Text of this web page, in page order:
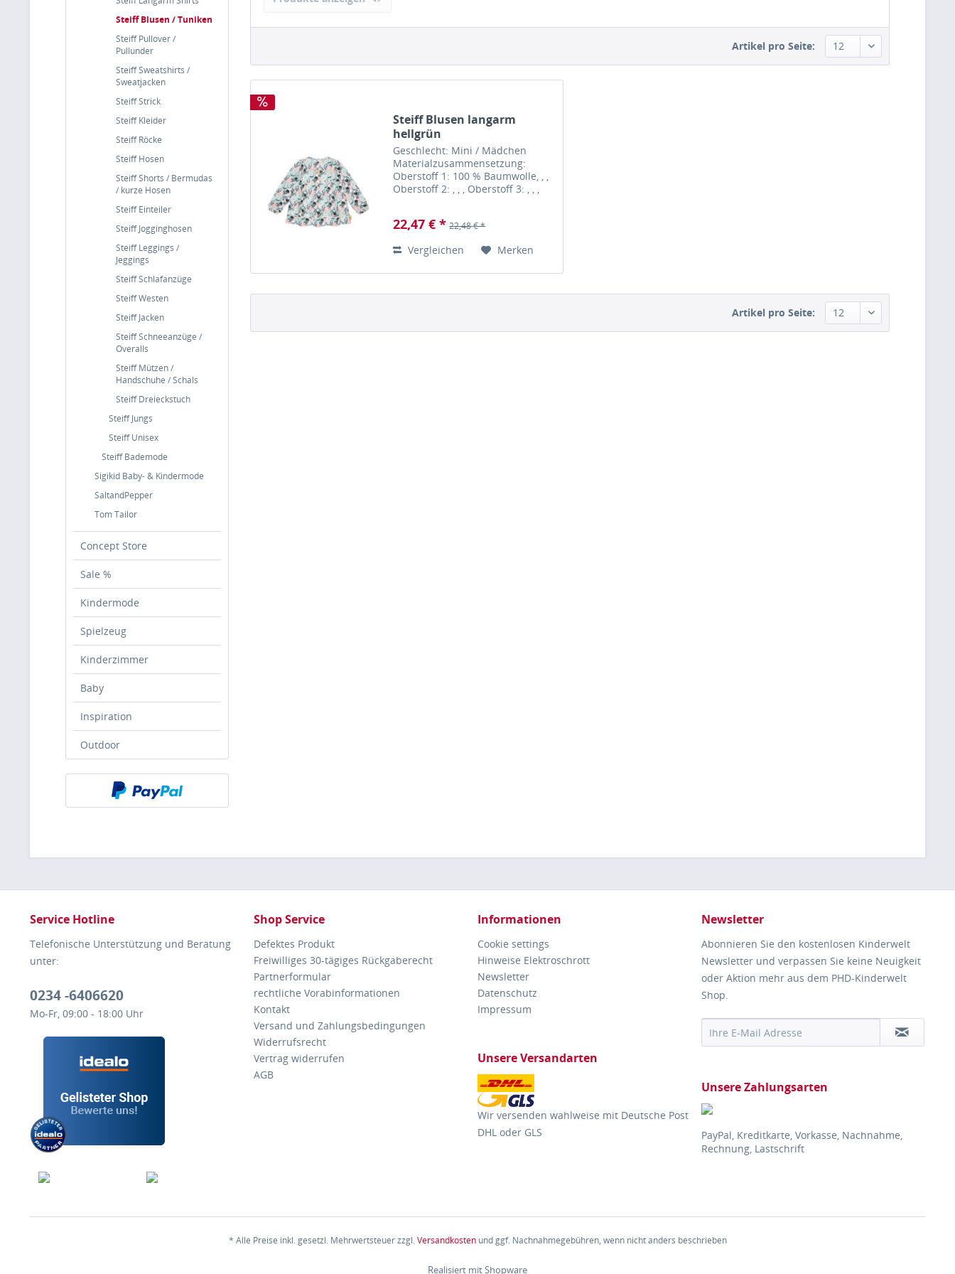
Steiff Blusen / Tuniken
Steiff Pullover /
Pullunder
Steiff Sweatshirts /
Sweatjacken
Steiff Strick
Steiff Kleider
Steiff Röcke
Steiff Hosen
Steiff Shorts / Bermudas
/ kurze Hosen
Steiff Einteiler
Steiff Jogginghosen
Steiff Leggings /
Jeggings
Steiff Schlafanzüge
Steiff Westen
Steiff Jacken
Steiff Schneeanzüge /
Overalls
Steiff Mützen /
Handschuhe / Schals
Steiff Dreieckstuch
Steiff Jungs
Steiff Unisex
Steiff Bademode
Sigikid Baby- & Kindermode
SaltandPepper
Tom Tailor
Concept Store
Sale %
Kindermode
Spielzeug
Kinderzimmer
Baby
Inspiration
Outdoor
Artikel pro Seite:
Steiff Blusen langarm
hellgrün
Geschlecht: Mini / Mädchen
Materialzusammensetzung:
Oberstoff 1: 100 % Baumwolle, , ,
Oberstoff 2: , , , Oberstoff 3: , , ,
Schonende Trocknung, Nicht Heiß
22,47 € * 22,48 € *
Vergleichen Merken
Artikel pro Seite:
Service Hotline
Telefonische Unterstützung und Beratung
unter:
0234 -6406620
Mo-Fr, 09:00 - 18:00 Uhr
Shop Service
Defektes Produkt
Freiwilliges 30-tägiges Rückgaberecht
Partnerformular
rechtliche Vorabinformationen
Kontakt
Versand und Zahlungsbedingungen
Widerrufsrecht
Vertrag widerrufen
AGB
Informationen
Cookie settings
Hinweise Elektroschrott
Newsletter
Datenschutz
Impressum
Unsere Versandarten
Wir versenden wahlweise mit Deutsche Post
DHL oder GLS
Newsletter
Abonnieren Sie den kostenlosen Kinderwelt
Newsletter und verpassen Sie keine Neuigkeit
oder Aktion mehr aus dem PHD-Kinderwelt
Shop.
Unsere Zahlungsarten
PayPal, Kreditkarte, Vorkasse, Nachnahme,
Rechnung, Lastschrift
* Alle Preise inkl. gesetzl. Mehrwertsteuer zzgl.Versandkostenund ggf. Nachnahmegebühren, wenn nicht anders beschrieben
Realisiert mit Shopware